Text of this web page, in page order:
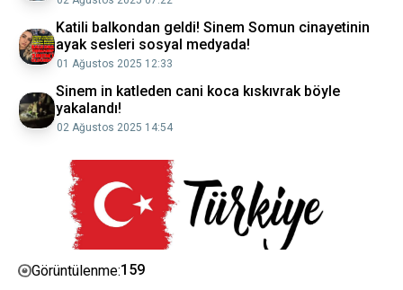
Katili balkondan geldi! Sinem Somun cinayetinin
ayak sesleri sosyal medyada!
01 Ağustos 2025 12:33
Sinem in katleden cani koca kıskıvrak böyle
yakalandı!
02 Ağustos 2025 14:54
Görüntülenme:159